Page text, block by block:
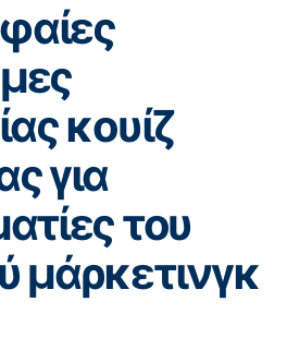
κουίζ
για
του
μάρκετινγκ